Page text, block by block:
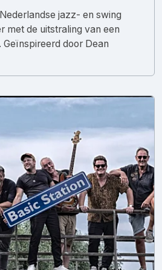
jazz- en swing
met de uitstraling van een
Geïnspireerd door Dean